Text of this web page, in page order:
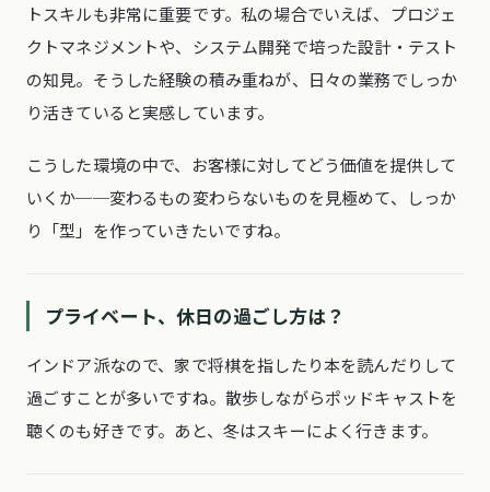
トスキルも非常に重要です。私の場合でいえば、プロジェ
クトマネジメントや、システム開発で培った設計・テスト
の知見。そうした経験の積み重ねが、日々の業務でしっか
り活きていると実感しています。
こうした環境の中で、お客様に対してどう価値を提供して
いくか──変わるもの変わらないものを見極めて、しっか
り「型」を作っていきたいですね。
プライベート、休日の過ごし方は？
インドア派なので、家で将棋を指したり本を読んだりして
過ごすことが多いですね。散歩しながらポッドキャストを
聴くのも好きです。あと、冬はスキーによく行きます。